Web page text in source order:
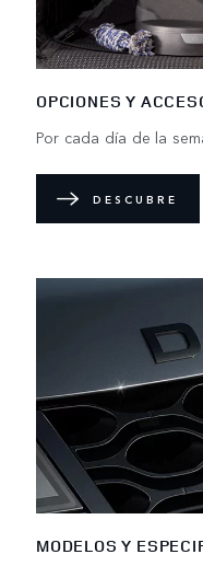
OPCIONES Y
Por cada día de la
DESCUBRE
MODELOS Y